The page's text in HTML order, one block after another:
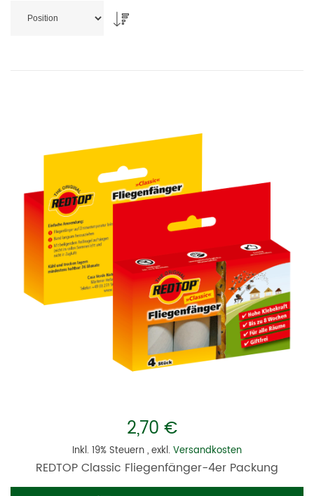
2,70 €
Inkl. 19% Steuern,exkl. Versandkosten
REDTOP Classic Fliegenfänger-4er Packung